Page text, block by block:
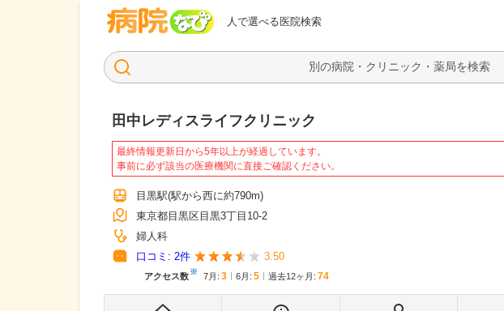
人で選べる医院検索
病院なび
検索
田中レディスライフクリニック
最終情報更新日から5年以上が経過しています。
事前に必ず該当の医療機関に直接ご確認ください。
目黒駅(駅から西に約790m)
東京都目黒区目黒3丁目10-2
婦人科
口コミ: 2件 3.50
アクセス数※ 7月 : 3 6月 : 5 過去12ヶ月: 74